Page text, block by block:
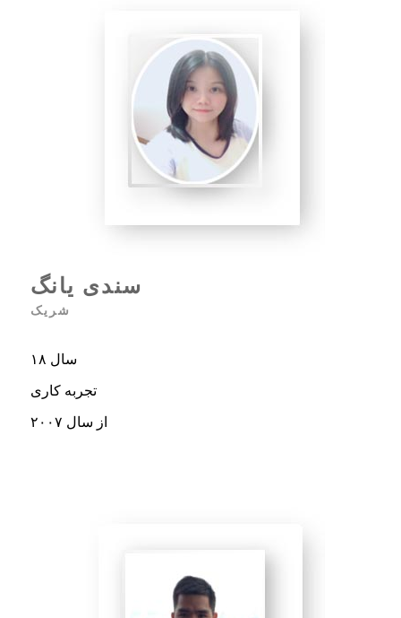
سندی یانگ
شریک
۱۸ سال
تجربه کاری
از سال ۲۰۰۷